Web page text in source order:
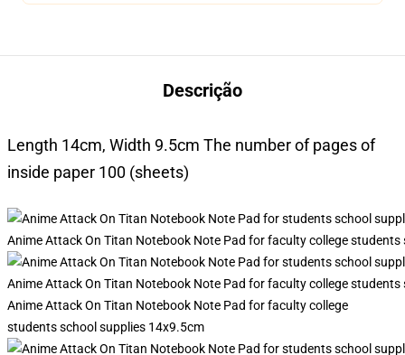
Descrição
Length 14cm, Width 9.5cm The number of pages of
inside paper 100 (sheets)
Anime Attack On Titan Notebook Note Pad for faculty college
Anime Attack On Titan Notebook Note Pad for faculty college
Anime Attack On Titan Notebook Note Pad for faculty college
students school supplies 14x9.5cm